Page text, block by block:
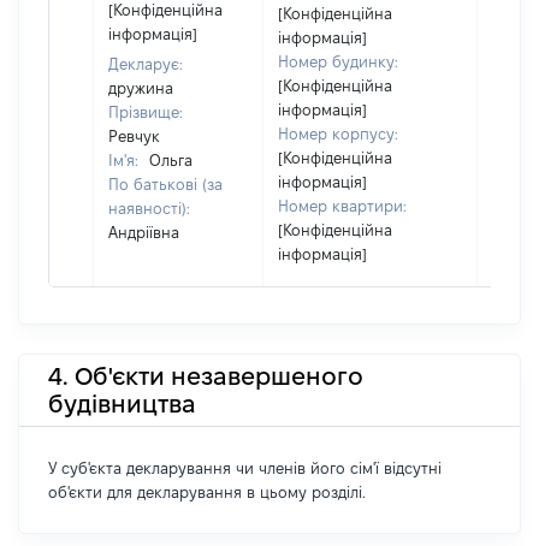
[Конфіденційна
інформація]
Декларує:
дружина
Прізвище:
Ревчук
Ім'я:
Ольга
По батькові (за
наявності):
Андріївна
[Конфіденційна
інформація]
Номер будинку:
[Конфіденційна
інформація]
Номер корпусу:
[Конфіденційна
інформація]
Номер квартири:
[Конфіденційна
інформація]
4. Об'єкти незавершеного
будівництва
У суб'єкта декларування чи членів його сім'ї відсутні
об'єкти для декларування в цьому розділі.